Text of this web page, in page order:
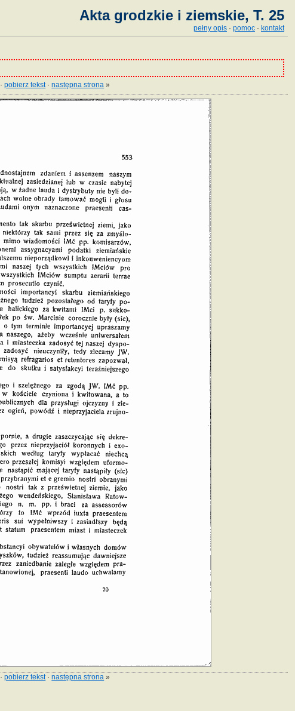
Akta grodzkie i ziemskie, T. 25
pełny opis · pomoc · kontakt
·pobierz tekst·następna strona »
·pobierz tekst·następna strona »